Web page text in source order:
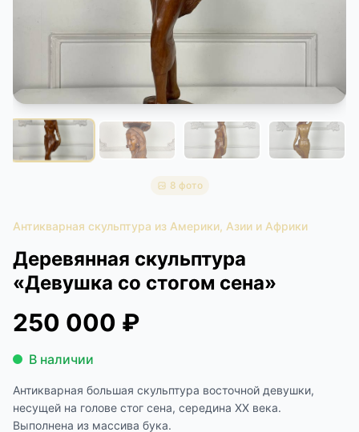
ДОСТАВКА И ОПЛАТА
8 фото
Антикварная скульптура из Америки, Азии и Африки
Деревянная скульптура
«Девушка со стогом сена»
250 000 ₽
В наличии
Антикварная большая скульптура восточной девушки,
несущей на голове стог сена, середина XX века.
Выполнена из массива бука.